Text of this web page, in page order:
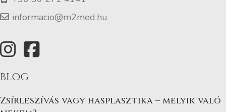
informacio@m2med.hu
BLOG
Zsírleszívás vagy hasplasztika – melyik való